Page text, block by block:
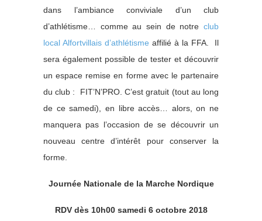
dans l’ambiance conviviale d’un club
d’athlétisme… comme au sein de notre club
local Alfortvillais d’athlétisme affilié à la FFA. Il
sera également possible de tester et découvrir
un espace remise en forme avec le partenaire
du club : FIT’N’PRO. C’est gratuit (tout au long
de ce samedi), en libre accès… alors, on ne
manquera pas l’occasion de se découvrir un
nouveau centre d’intérêt pour conserver la
forme.
Journée Nationale de la Marche Nordique
RDV dès 10h00 samedi 6 octobre 2018